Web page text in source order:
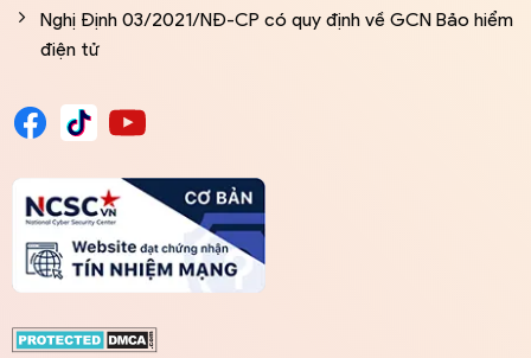
Nghị Định 03/2021/NĐ-CP có quy định về GCN Bảo hiểm
điện tử